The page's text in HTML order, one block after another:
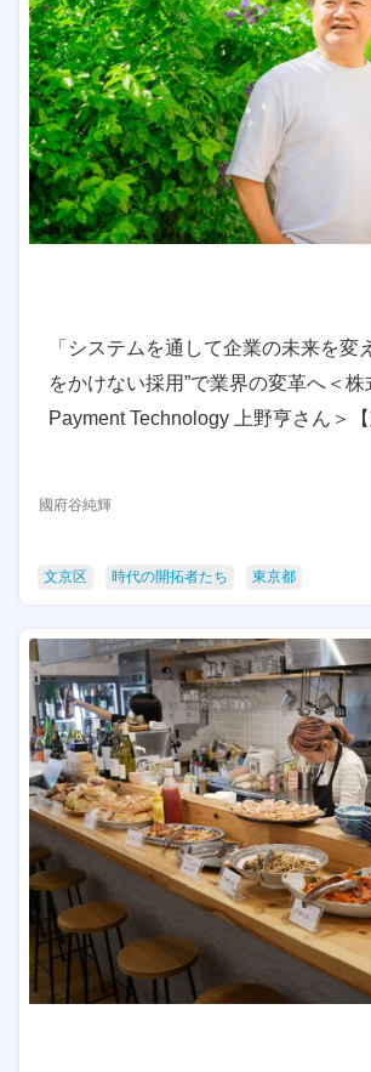
「システムを通して企業の未来を変
をかけない採用”で業界の変革へ＜株
Payment Technology 上野亨さん＞
國府谷純輝
文京区 時代の開拓者たち 東京都